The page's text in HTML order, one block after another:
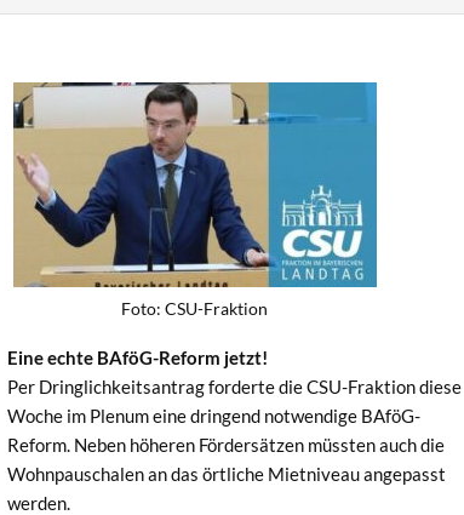
Foto: CSU-Frak­tion
Eine echte BAföG-Reform jetzt!
Per Dringlichkeit­santrag forderte die CSU-Frak­tion diese
Woche im Plenum eine drin­gend notwendi­ge BAföG-
Reform. Neben höheren Förder­sätzen müssten auch die
Wohn­pauschalen an das örtliche Miet­niveau angepasst
werden.